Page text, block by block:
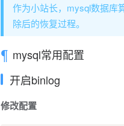
作为小站长，mysql数据库
除后的恢复过程。
mysql常用配置
开启binlog
修改配置